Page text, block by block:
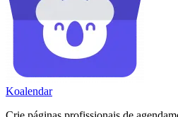
Koalendar